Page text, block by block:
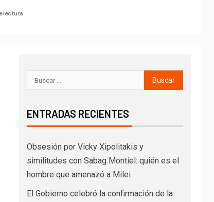
lectura
ENTRADAS RECIENTES
Obsesión por Vicky Xipolitakis y
similitudes con Sabag Montiel: quién es el
hombre que amenazó a Milei
El Gobierno celebró la confirmación de la